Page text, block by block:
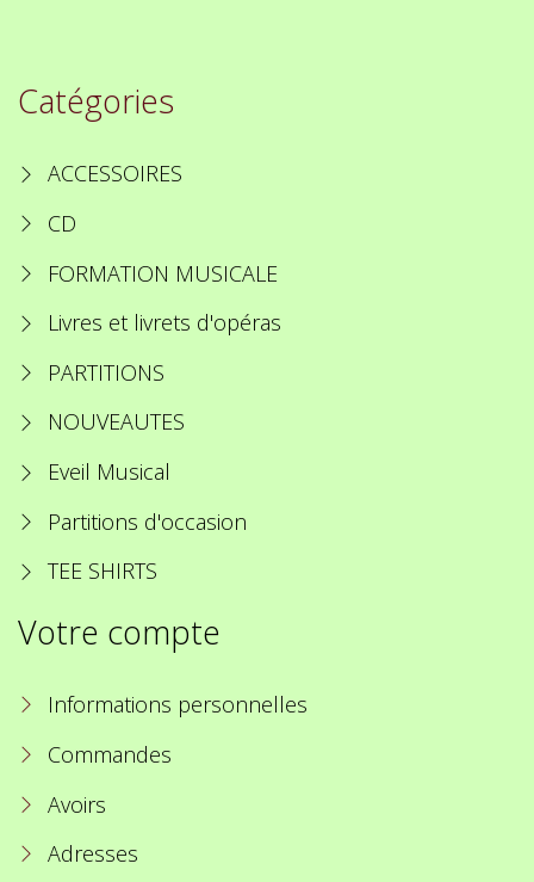
Catégories
ACCESSOIRES
CD
FORMATION MUSICALE
Livres et livrets d'opéras
PARTITIONS
NOUVEAUTES
Eveil Musical
Partitions d'occasion
TEE SHIRTS
Votre compte
Informations personnelles
Commandes
Avoirs
Adresses